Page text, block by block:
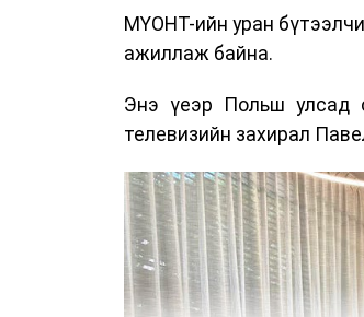
МҮОНТ-ийн уран
ажиллаж байна.
Энэ үеэр Польш улсад
телевизийн захирал